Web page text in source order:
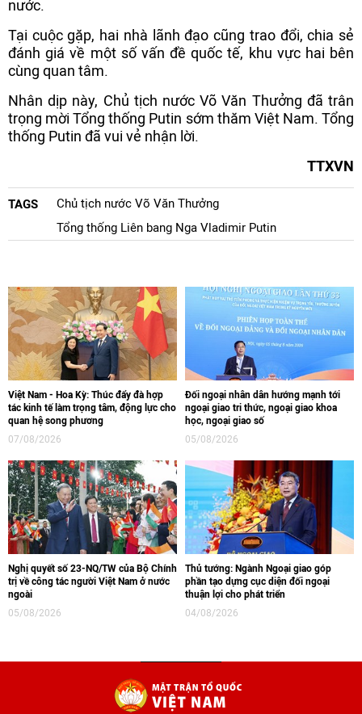
nước.
Tại cuộc gặp, hai nhà lãnh đạo cũng trao đổi, chia sẻ
đánh giá về một số vấn đề quốc tế, khu vực hai bên
cùng quan tâm.
Nhân dịp này, Chủ tịch nước Võ Văn Thưởng đã trân
trọng mời Tổng thống Putin sớm thăm Việt Nam. Tổng
thống Putin đã vui vẻ nhận lời.
TTXVN
TAGS
Chủ tịch nước Võ Văn Thưởng
Tổng thống Liên bang Nga Vladimir Putin
Việt Nam - Hoa Kỳ: Thúc đẩy đà hợp
tác kinh tế làm trọng tâm, động lực cho
quan hệ song phương
07/08/2026
Đối ngoại nhân dân hướng mạnh tới
ngoại giao tri thức, ngoại giao khoa
học, ngoại giao số
05/08/2026
Nghị quyết số 23-NQ/TW của Bộ Chính
trị về công tác người Việt Nam ở nước
ngoài
05/08/2026
Thủ tướng: Ngành Ngoại giao góp
phần tạo dựng cục diện đối ngoại
thuận lợi cho phát triển
04/08/2026